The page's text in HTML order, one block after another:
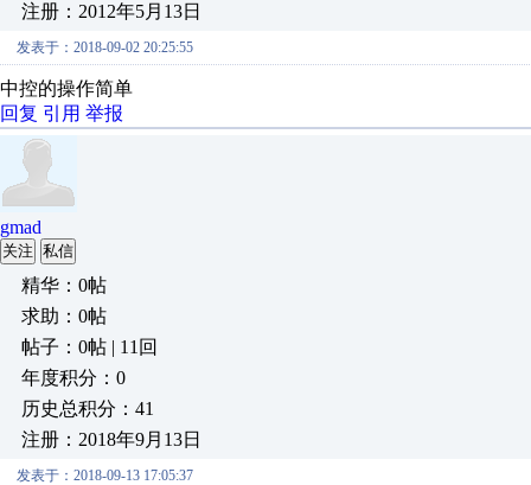
注册：2012年5月13日
发表于：2018-09-02 20:25:55
中控的操作简单
回复 引用 举报
gmad
关注 私信
精华：0帖
求助：0帖
帖子：0帖 | 11回
年度积分：0
历史总积分：41
注册：2018年9月13日
发表于：2018-09-13 17:05:37